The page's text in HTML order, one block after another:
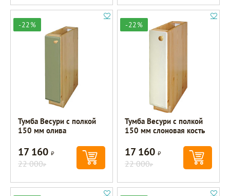
-22%
Тумба Весури с полкой
150 мм олива
17 160Р
22 000Р
-22%
Тумба Весури с полкой
150 мм слоновая кость
17 160Р
22 000Р